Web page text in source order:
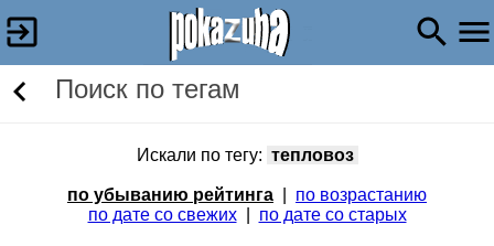
Поиск по тегам
Искали по тегу: тепловоз
по убыванию рейтинга
по возрастанию
по дате со свежих| по дате со старых